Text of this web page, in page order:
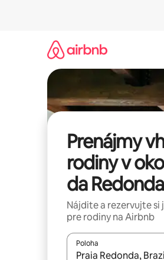
Prenájmy
rodiny v
da Redonda
Nájdite a rezervujte si
pre rodiny na Airbnb
Poloha
Keď budú výsledky k